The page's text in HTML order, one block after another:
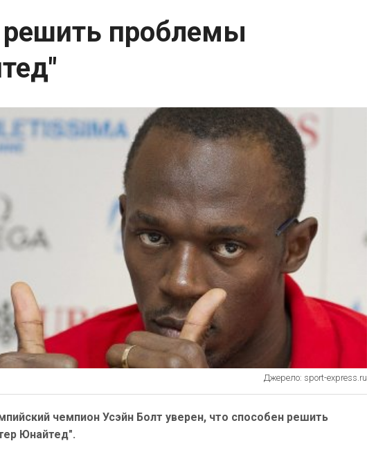
решить проблемы
Джерело: sport-express.ru
чемпион Усэйн Болт уверен, что способен решить
Юнайтед".